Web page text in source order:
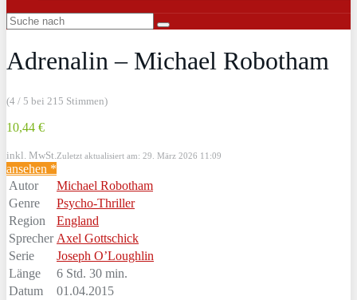
Adrenalin – Michael Robotham
(4 / 5 bei 215 Stimmen)
10,44 €
inkl. MwSt. Zuletzt aktualisiert am: 29. März 2026 11:09
ansehen *
Autor
Michael Robotham
Genre
Psycho-Thriller
Region
England
Sprecher Axel Gottschick
Serie
Joseph O’Loughlin
Länge
6 Std. 30 min.
Datum
01.04.2015